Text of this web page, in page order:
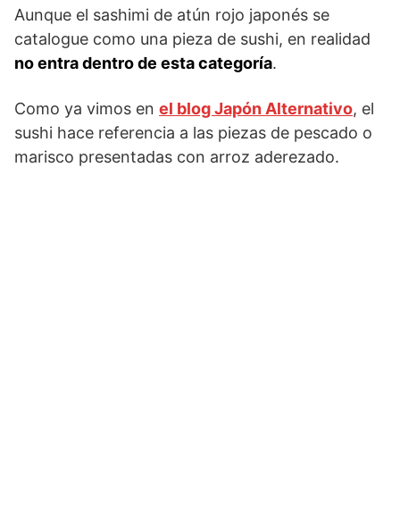
Aunque el sashimi de atún rojo japonés se
catalogue como una pieza de sushi, en realidad
no entra dentro de esta categoría.
Como ya vimos en el blog Japón Alternativo, el
sushi hace referencia a las piezas de pescado o
marisco presentadas con arroz aderezado.